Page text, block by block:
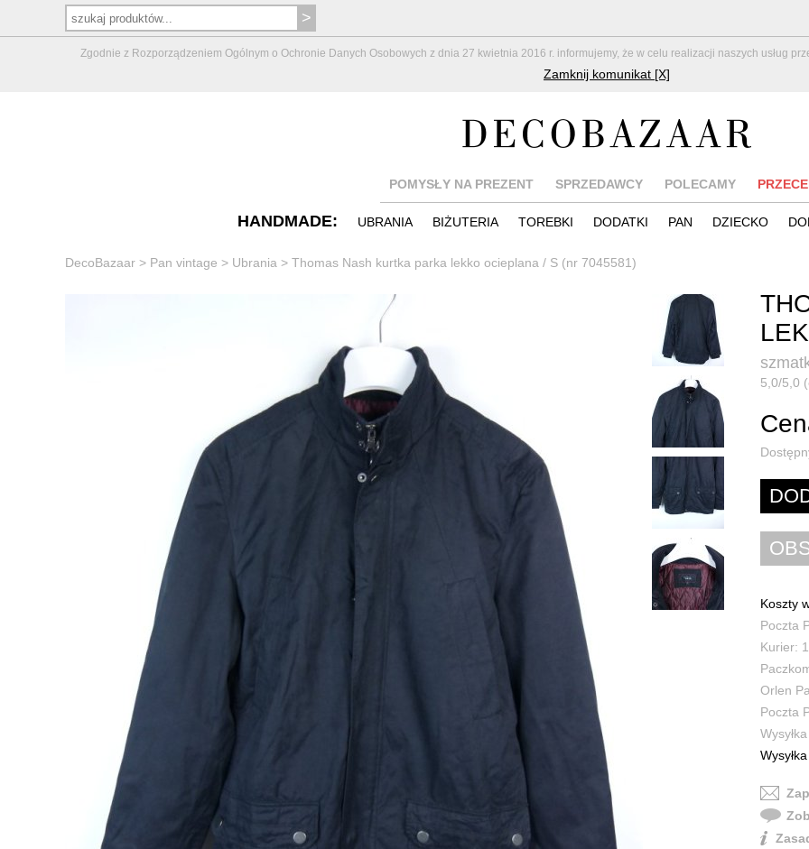
Zgodnie z Rozporządzeniem Ogólnym o Ochronie Danych Osobowych z dnia 27 kwietnia 2016 r. informujemy, że w celu realizacji naszych usług
Zamknij komunikat [X]
POMYSŁY NA PREZENT SPRZEDAWCY POLECAMY
HANDMADE: UBRANIA BIŻUTERIA TOREBKI DODATKI PAN DZIECKO
DecoBazaar > Pan vintage > Ubrania > Thomas Nash kurtka parka lekko ocieplana / S (nr 7045581)
5,0/5,0
Koszty
Poczta
Kurier:
Orlen
Poczta